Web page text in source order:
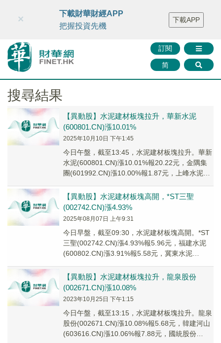
財華智庫網 FINTV FINMETA 財華證券 媒體矩陣
智庫沙龍
聯絡我們
訂閱
简
×
下載財華財經APP
把握投資先機
下載APP
搜尋結果
【異動股】水泥建材板塊拉升，華新水泥
(600801.CN)漲10.01%
2025年10月10日 下午1:45
今日午盤，截至13:45，水泥建材板塊拉升。華新
水泥(600801.CN)漲10.01%報20.22元，金隅集
團(601992.CN)漲10.00%報1.87元，上峰水泥
【異動股】水泥建材板塊高開，*ST三聖
(002742.CN)漲4.93%
2025年08月07日 上午9:31
今日早盤，截至09:30，水泥建材板塊高開。*ST
三聖(002742.CN)漲4.93%報5.96元，福建水泥
(600802.CN)漲3.91%報5.58元，冀東水泥
【異動股】水泥建材板塊拉升，龍泉股份
(002671.CN)漲10.08%
2023年10月25日 下午1:15
今日午盤，截至13:15，水泥建材板塊拉升。龍泉
股份(002671.CN)漲10.08%報5.68元，韓建河山
(603616.CN)漲10.06%報7.88元，國統股份